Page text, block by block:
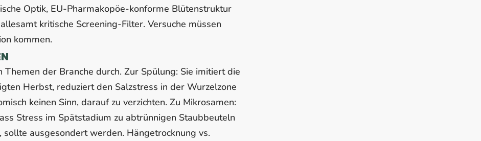
Optik, EU-Pharmakopöe-konforme Blütenstruktur
kritische Screening-Filter. Versuche müssen
kommen.
der Branche durch. Zur Spülung: Sie imitiert die
Herbst, reduziert den Salzstress in der Wurzelzone
keinen Sinn, darauf zu verzichten. Zu Mikrosamen:
Stress im Spätstadium zu abtrünnigen Staubbeuteln
ausgesondert werden. Hängetrocknung vs.